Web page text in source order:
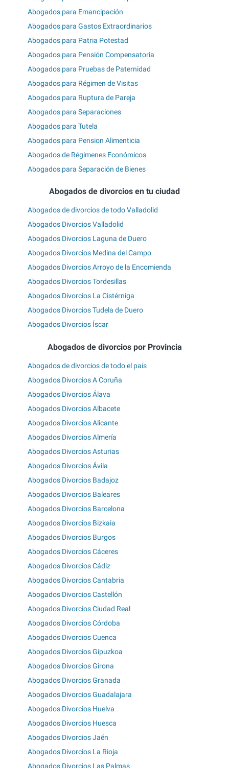
Abogados para Emancipación
Abogados para Gastos Extraordinarios
Abogados para Patria Potestad
Abogados para Pensión Compensatoria
Abogados para Pruebas de Paternidad
Abogados para Régimen de Visitas
Abogados para Ruptura de Pareja
Abogados para Separaciones
Abogados para Tutela
Abogados para Pension Alimenticia
Abogados de Régimenes Económicos
Abogados para Separación de Bienes
Abogados de divorcios en tu ciudad
Abogados de divorcios de todo Valladolid
Abogados Divorcios Valladolid
Abogados Divorcios Laguna de Duero
Abogados Divorcios Medina del Campo
Abogados Divorcios Arroyo de la Encomienda
Abogados Divorcios Tordesillas
Abogados Divorcios La Cistérniga
Abogados Divorcios Tudela de Duero
Abogados Divorcios Íscar
Abogados de divorcios por Provincia
Abogados de divorcios de todo el país
Abogados Divorcios A Coruña
Abogados Divorcios Álava
Abogados Divorcios Albacete
Abogados Divorcios Alicante
Abogados Divorcios Almería
Abogados Divorcios Asturias
Abogados Divorcios Ávila
Abogados Divorcios Badajoz
Abogados Divorcios Baleares
Abogados Divorcios Barcelona
Abogados Divorcios Bizkaia
Abogados Divorcios Burgos
Abogados Divorcios Cáceres
Abogados Divorcios Cádiz
Abogados Divorcios Cantabria
Abogados Divorcios Castellón
Abogados Divorcios Ciudad Real
Abogados Divorcios Córdoba
Abogados Divorcios Cuenca
Abogados Divorcios Gipuzkoa
Abogados Divorcios Girona
Abogados Divorcios Granada
Abogados Divorcios Guadalajara
Abogados Divorcios Huelva
Abogados Divorcios Huesca
Abogados Divorcios Jaén
Abogados Divorcios La Rioja
Abogados Divorcios Las Palmas